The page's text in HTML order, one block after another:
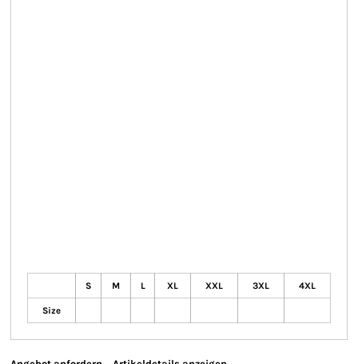
S M L XL XXL 3XL 4XL
Size